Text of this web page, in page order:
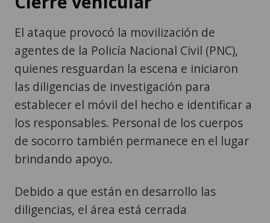
El ataque provocó la movilización de
agentes de la Policía Nacional Civil (PNC),
quienes resguardan la escena e iniciaron
las diligencias de investigación para
establecer el móvil del hecho e identificar a
los responsables. Personal de los cuerpos
de socorro también permanece en el lugar
brindando apoyo.
Debido a que están en desarrollo las
diligencias, el área está cerrada